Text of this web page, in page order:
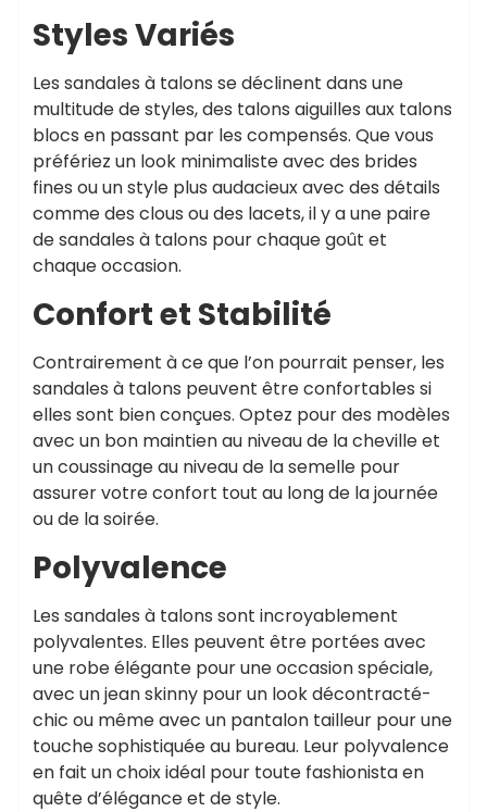
Styles Variés
Les sandales à talons se déclinent dans une
multitude de styles, des talons aiguilles aux talons
blocs en passant par les compensés. Que vous
préfériez un look minimaliste avec des brides
fines ou un style plus audacieux avec des détails
comme des clous ou des lacets, il y a une paire
de sandales à talons pour chaque goût et
chaque occasion.
Confort et Stabilité
Contrairement à ce que l’on pourrait penser, les
sandales à talons peuvent être confortables si
elles sont bien conçues. Optez pour des modèles
avec un bon maintien au niveau de la cheville et
un coussinage au niveau de la semelle pour
assurer votre confort tout au long de la journée
ou de la soirée.
Polyvalence
Les sandales à talons sont incroyablement
polyvalentes. Elles peuvent être portées avec
une robe élégante pour une occasion spéciale,
avec un jean skinny pour un look décontracté-
chic ou même avec un pantalon tailleur pour une
touche sophistiquée au bureau. Leur polyvalence
en fait un choix idéal pour toute fashionista en
quête d’élégance et de style.